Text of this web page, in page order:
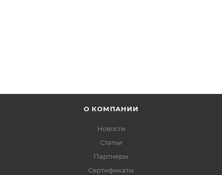
О КОМПАНИИ
Новости
Статьи
Партнеры
Сертификаты